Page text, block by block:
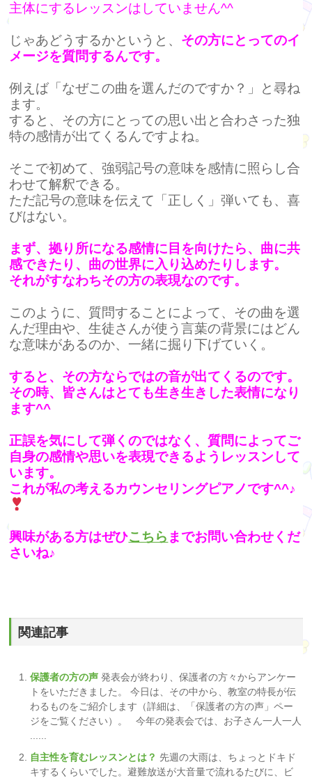
主体にするレッスンはしていません^^
じゃあどうするかというと、 その方にとってのイ
メージを質問するんです。
例えば「なぜこの曲を選んだのですか？」と尋ね
ます。
すると、その方にとっての思い出と合わさった独
特の感情が出てくるんですよね。
そこで初めて、強弱記号の意味を感情に照らし合
わせて解釈できる。
ただ記号の意味を伝えて「正しく」弾いても、喜
びはない。
まず、拠り所になる感情に目を向けたら、曲に共
感できたり、曲の世界に入り込めたりします。
それがすなわちその方の表現なのです。
このように、質問することによって、その曲を選
んだ理由や、生徒さんが使う言葉の背景にはどん
な意味があるのか、一緒に掘り下げていく。
すると、その方ならではの音が出てくるのです。
その時、皆さんはとても生き生きした表情になり
ます^^
正誤を気にして弾くのではなく、質問によってご
自身の感情や思いを表現できるようレッスンして
います。
これが私の考えるカウンセリングピアノです^^♪
興味がある方はぜひこちら までお問い合わせくだ
さいね♪
関連記事
保護者の方の声発表会が終わり、保護者の方々からアンケー
トをいただきました。 今日は、その中から、教室の特長が伝
わるものをご紹介します（詳細は、「保護者の方の声」ペー
ジをご覧ください）。 今年の発表会では、お子さん一人一人
自主性を育むレッスンとは？ 先週の大雨は、ちょっとドキド
キするくらいでした。避難放送が大音量で流れるたびに、ビ